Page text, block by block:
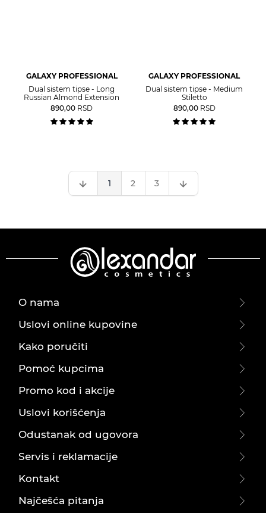
GALAXY PROFESSIONAL
Dual sistem tipse - Long
Russian Almond Extension
890,00 RSD
GALAXY PROFESSIONAL
Dual sistem tipse - Medium
Stiletto
890,00 RSD
1 2 3
O nama
Uslovi online kupovine
Kako poručiti
Pomoć kupcima
Promo kod i akcije
Uslovi korišćenja
Odustanak od ugovora
Servis i reklamacije
Kontakt
Najčešća pitanja